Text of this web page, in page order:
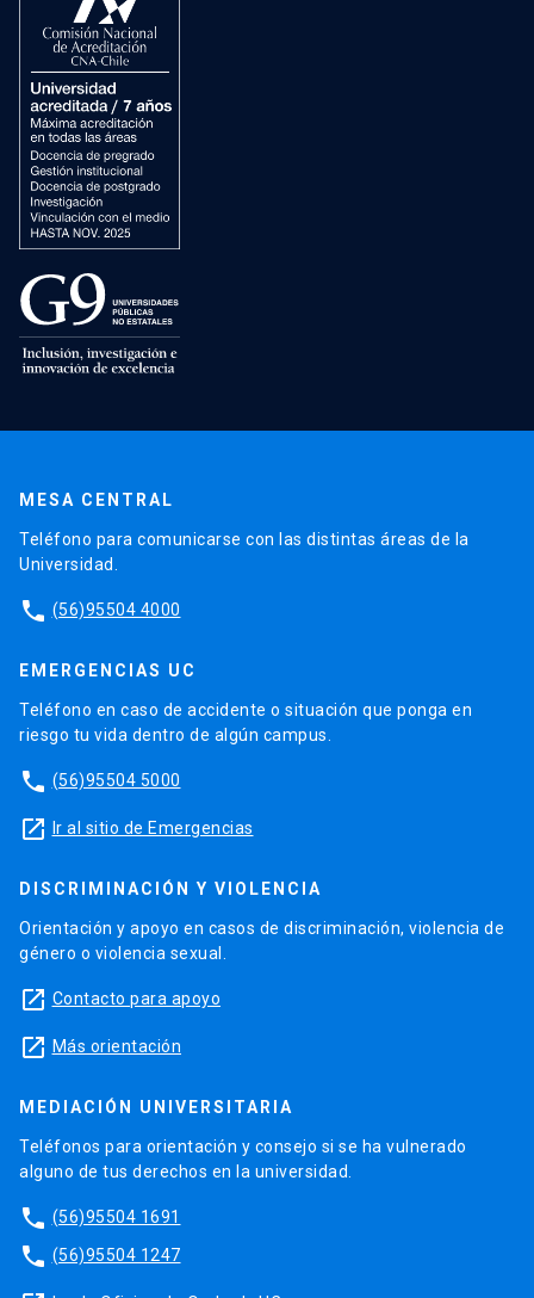
MESA CENTRAL
Teléfono para comunicarse con las distintas áreas de la
Universidad.
phone (56)95504 4000
EMERGENCIAS UC
Teléfono en caso de accidente o situación que ponga en
riesgo tu vida dentro de algún campus.
phone (56)95504 5000
launch Ir al sitio de Emergencias
DISCRIMINACIÓN Y VIOLENCIA
Orientación y apoyo en casos de discriminación, violencia de
género o violencia sexual.
launch Contacto para apoyo
launch Más orientación
MEDIACIÓN UNIVERSITARIA
Teléfonos para orientación y consejo si se ha vulnerado
alguno de tus derechos en la universidad.
phone (56)95504 1691
phone (56)95504 1247